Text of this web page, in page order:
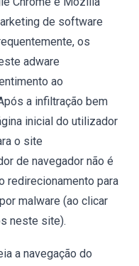
de software
os
adware
ao
a infiltração bem
inicial do utilizador
o site
de navegador não é
redirecionamento para
malware (ao clicar
neste site).
a navegação do